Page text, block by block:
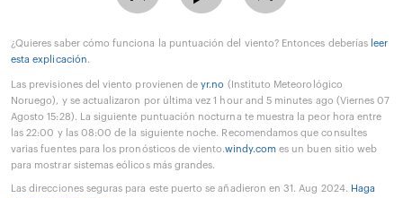
¿Quieres saber cómo funciona la puntuación del viento? Entonces deberías leer
esta explicación.
Las previsiones del viento provienen deyr.no (Instituto Meteorológico
Noruego), y se actualizaron por última vez 1 hour and 5 minutes ago (Viernes 07
Agosto 15:28). La siguiente puntuación nocturna te muestra la peor hora entre
las 22:00 y las 08:00 de la siguiente noche. Recomendamos que consultes
varias fuentes para los pronósticos de viento.windy.com es un buen sitio web
para mostrar sistemas eólicos más grandes.
Las direcciones seguras para este puerto se añadieron en 31. Aug 2024. Haga